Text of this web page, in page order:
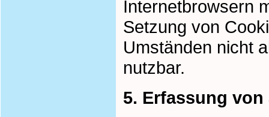
Internetbrowsern
Setzung von
Umständen nicht
nutzbar.
5. Erfassung